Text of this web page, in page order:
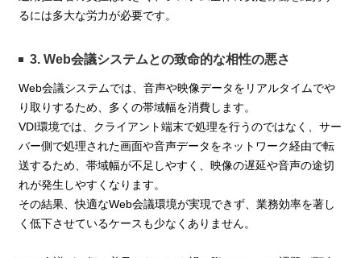
るには多大な労力が必要です。
3. Web会議システムとの致命的な相性の悪さ
Web会議システムでは、音声や映像データをリアルタイムでや
り取りするため、多くの帯域幅を消費します。
VDI環境では、クライアント端末で処理を行うのではなく、サー
バー側で処理された画面や音声データをネットワーク経由で転
送するため、帯域幅が不足しやすく、映像の遅延や音声の途切
れが発生しやすくなります。
その結果、快適なWeb会議環境が実現できず、業務効率を著し
く低下させているケースも少なくありません。